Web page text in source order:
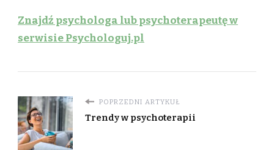
Znajdź psychologa lub psychoterapeutę w
serwisie Psychologuj.pl
POPRZEDNI ARTYKUŁ
Trendy w psychoterapii